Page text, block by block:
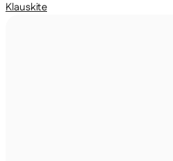
Klauskite